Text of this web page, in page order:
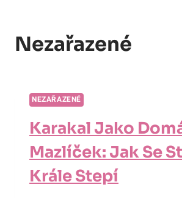
Nezařazené
NEZAŘAZENÉ
Karakal Jako
Mazlíček: Jak Se
Krále Stepí